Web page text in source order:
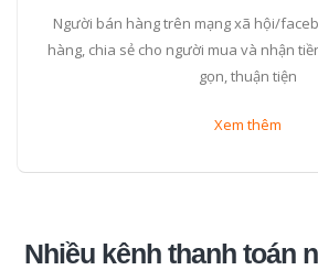
Người bán hàng trên mạng xã hội/
hàng, chia sẻ cho người mua và nhận
gọn, thuận tiện
Xem thêm
Nhiều kênh thanh toán